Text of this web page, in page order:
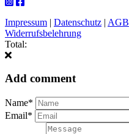
Impressum | Datenschutz | AGB
Widerrufsbelehrung
Total:
Add comment
Name*
Email*